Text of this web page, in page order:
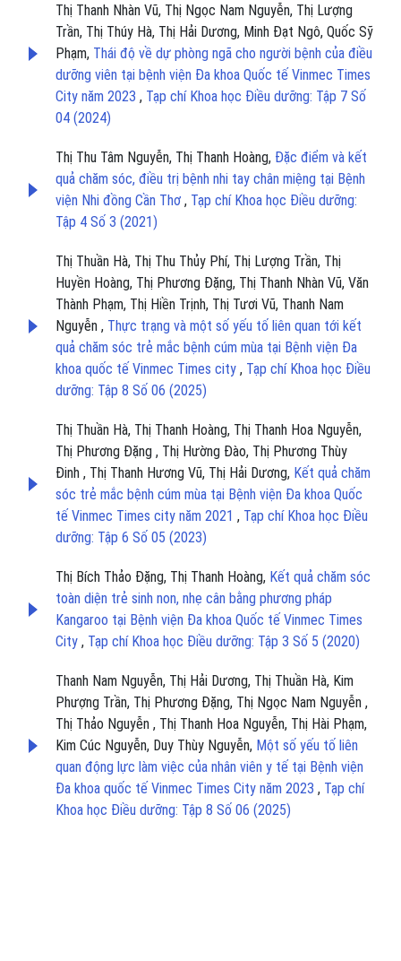
Thị Thanh Nhàn Vũ, Thị Ngọc Nam Nguyễn, Thị Lượng
Trần, Thị Thúy Hà, Thị Hải Dương, Minh Đạt Ngô, Quốc Sỹ
Phạm, Thái độ về dự phòng ngã cho người bệnh của điều
dưỡng viên tại bệnh viện Đa khoa Quốc tế Vinmec Times
City năm 2023 , Tạp chí Khoa học Điều dưỡng: Tập 7 Số
04 (2024)
Thị Thu Tâm Nguyễn, Thị Thanh Hoàng, Đặc điểm và kết
quả chăm sóc, điều trị bệnh nhi tay chân miệng tại Bệnh
viện Nhi đồng Cần Thơ , Tạp chí Khoa học Điều dưỡng:
Tập 4 Số 3 (2021)
Thị Thuần Hà, Thị Thu Thủy Phí, Thị Lượng Trần, Thị
Huyền Hoàng, Thị Phương Đặng, Thị Thanh Nhàn Vũ, Văn
Thành Phạm, Thị Hiền Trịnh, Thị Tươi Vũ, Thanh Nam
Nguyễn , Thực trạng và một số yếu tố liên quan tới kết
quả chăm sóc trẻ mắc bệnh cúm mùa tại Bệnh viện Đa
khoa quốc tế Vinmec Times city , Tạp chí Khoa học Điều
dưỡng: Tập 8 Số 06 (2025)
Thị Thuần Hà, Thị Thanh Hoàng, Thị Thanh Hoa Nguyễn,
Thị Phương Đặng , Thị Hường Đào, Thị Phương Thùy
Đinh , Thị Thanh Hương Vũ, Thị Hải Dương, Kết quả chăm
sóc trẻ mắc bệnh cúm mùa tại Bệnh viện Đa khoa Quốc
tế Vinmec Times city năm 2021 , Tạp chí Khoa học Điều
dưỡng: Tập 6 Số 05 (2023)
Thị Bích Thảo Đặng, Thị Thanh Hoàng, Kết quả chăm sóc
toàn diện trẻ sinh non, nhẹ cân bằng phương pháp
Kangaroo tại Bệnh viện Đa khoa Quốc tế Vinmec Times
City , Tạp chí Khoa học Điều dưỡng: Tập 3 Số 5 (2020)
Thanh Nam Nguyễn, Thị Hải Dương, Thị Thuần Hà, Kim
Phượng Trần, Thị Phương Đặng, Thị Ngọc Nam Nguyễn ,
Thị Thảo Nguyễn , Thị Thanh Hoa Nguyễn, Thị Hài Phạm,
Kim Cúc Nguyễn, Duy Thùy Nguyễn, Một số yếu tố liên
quan động lực làm việc của nhân viên y tế tại Bệnh viện
Đa khoa quốc tế Vinmec Times City năm 2023 , Tạp chí
Khoa học Điều dưỡng: Tập 8 Số 06 (2025)